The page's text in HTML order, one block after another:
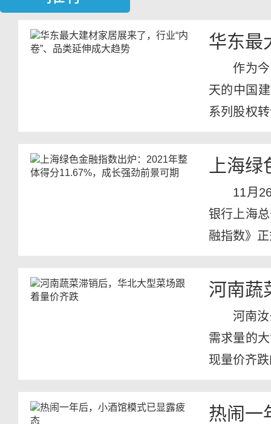
华东最
作为
天的中国
系列股权
上海
11月
银行上海
融指数》
河南蔬
河南
需求量的
现量价齐
热闹一